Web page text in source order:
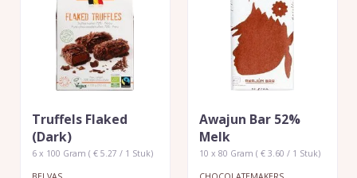
Truffels Flaked
(dark)
6 x 100 Gram ( € 5.27 / 1 Stuk)
Awajun Bar 52%
Melk
10 x 80 Gram ( € 3.60 / 1 Stuk)